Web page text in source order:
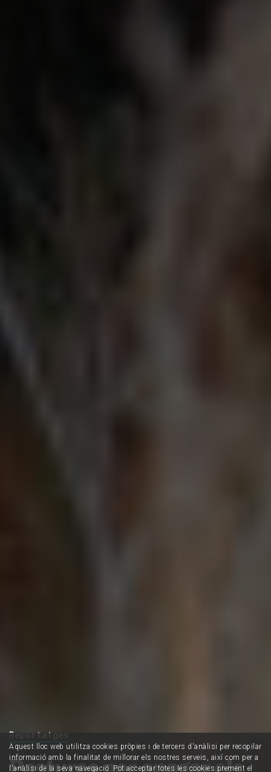
Reportatges
Aquest lloc web utilitza cookies pròpies i de tercers d'anàlisi per recopilar
informació amb la finalitat de millorar els nostres serveis, així com per a
l'anàlisi de la seva navegació. Pot acceptar totes les cookies prement el